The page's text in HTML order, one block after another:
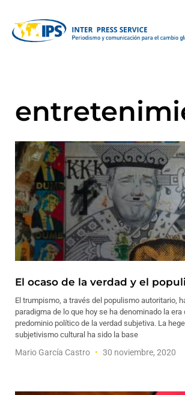
El ocaso de la verdad y el
El trumpismo, a través del populismo autoritario,
paradigma de lo que hoy se ha denominado la era
predominio político de la verdad subjetiva. La
subjetivismo cultural ha sido la base
Mario García Castro 30 noviembre, 2020